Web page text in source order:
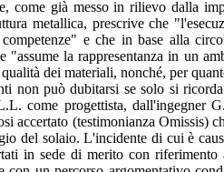
come già messo in rilievo dalla
metallica, prescrive che
e che in base alla
la rappresentanza in un
dei materiali, nonché, per
non può dubitarsi se solo si
come progettista,
accertato (testimonianza Omissis)
del solaio. L'incidente di cui è
in sede di merito con